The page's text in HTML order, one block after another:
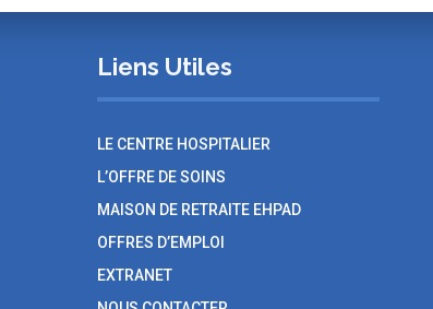
Liens Utiles
LE CENTRE HOSPITALIER
L’OFFRE DE SOINS
MAISON DE RETRAITE EHPAD
OFFRES D’EMPLOI
EXTRANET